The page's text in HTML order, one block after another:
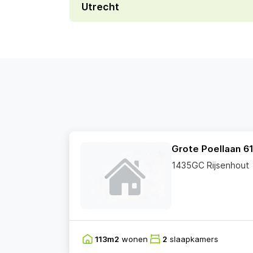
Utrecht
Grote Poellaan 61
1435GC Rijsenhout
113m2 wonen 2 slaapkamers